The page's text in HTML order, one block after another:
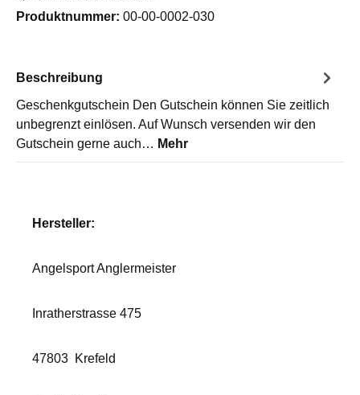
Produktnummer: 00-00-0002-030
Beschreibung
Geschenkgutschein Den Gutschein können Sie zeitlich
unbegrenzt einlösen. Auf Wunsch versenden wir den
Gutschein gerne auch… Mehr
Hersteller:
Angelsport Anglermeister
Inratherstrasse 475
47803 Krefeld